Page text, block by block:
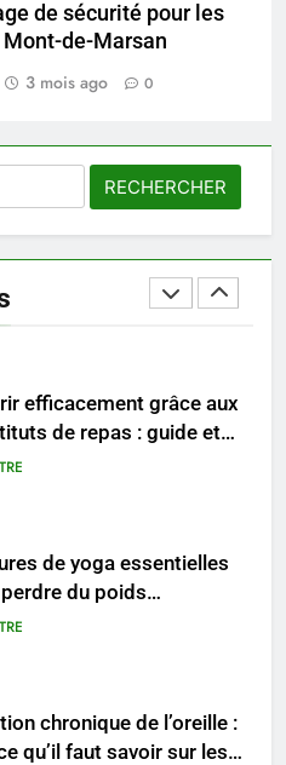
de sécurité pour les
de-Marsan
3 mois ago 0
mode qui
efficacement grâce aux
de repas : guide et
pratiques
de yoga essentielles
du poids
et durable
chronique de l’oreille :
qu’il faut savoir sur les